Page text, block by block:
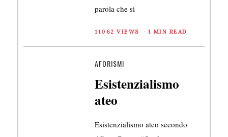
parola che si
11062 VIEWS 1 MIN READ
AFORISMI
Esistenzialismo
ateo
Esistenzialismo ateo secondo